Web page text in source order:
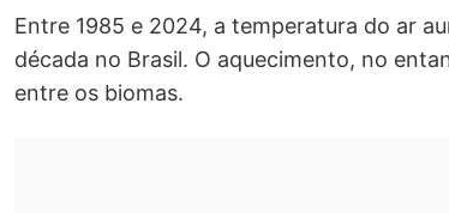
Entre 1985 e 2024, a temperatura do ar
década no Brasil. O aquecimento, no
entre os biomas.